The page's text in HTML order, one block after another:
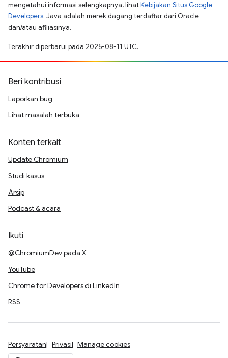
mengetahui informasi selengkapnya, lihatKebijakan Situs Google
Developers. Java adalah merek dagang terdaftar dari Oracle
dan/atau afiliasinya.
Terakhir diperbarui pada 2025-08-11 UTC.
Beri kontribusi
Laporkan bug
Lihat masalah terbuka
Konten terkait
Update Chromium
Studi kasus
Arsip
Podcast & acara
Ikuti
@ChromiumDev pada X
YouTube
Chrome for Developers di LinkedIn
RSS
Persyaratan Privasi Manage cookies